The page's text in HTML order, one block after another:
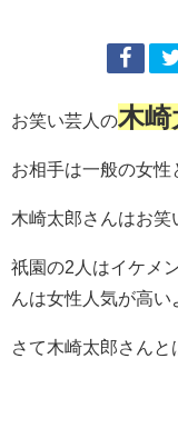
お笑い芸人の木崎
お相手は一般の女性
木崎太郎さんはお笑
祇園の2人はイケメ
んは女性人気が高い
さて木崎太郎さんと